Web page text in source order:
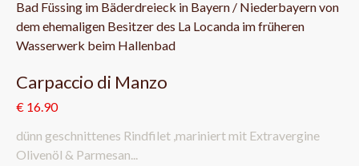
Carpaccio di Manzo
€ 16.90
dünn geschnittenes Rindfilet ,mariniert mit Extravergine
Olivenöl & Parmesan...